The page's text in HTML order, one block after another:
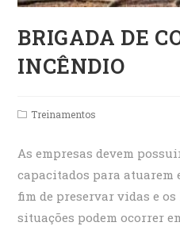
BRIGADA DE
INCÊNDIO
PostTreinamentos
As empresas devem
capacitados para atuarem
fim de preservar vidas e
situações podem ocorrer